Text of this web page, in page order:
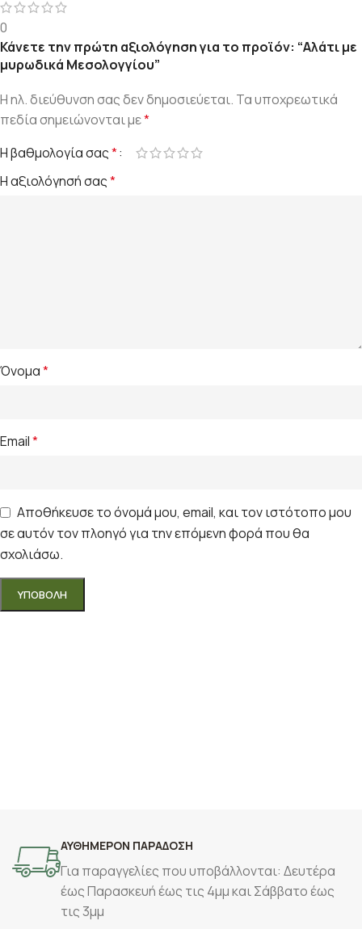
0
Κάνετε την πρώτη αξιολόγηση για το προϊόν: “Αλάτι με
μυρωδικά Μεσολογγίου”
Η ηλ. διεύθυνση σας δεν δημοσιεύεται. Τα υποχρεωτικά
πεδία σημειώνονται με*
Η βαθμολογία σας*
Η αξιολόγησή σας*
Όνομα*
Email*
Αποθήκευσε το όνομά μου, email, και τον ιστότοπο μου
σε αυτόν τον πλοηγό για την επόμενη φορά που θα
σχολιάσω.
ΑΥΘΗΜΕΡΟΝ ΠΑΡΑΔΟΣΗ
Για παραγγελίες που υποβάλλονται: Δευτέρα
έως Παρασκευή έως τις 4μμ και Σάββατο έως
τις 3μμ